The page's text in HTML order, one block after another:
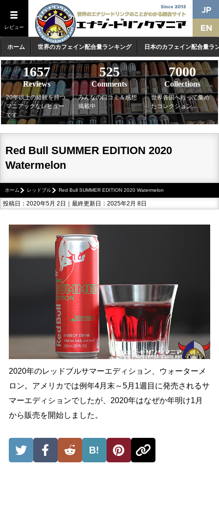
レビュー
ホーム 世界のカフェイン配合量ランキング 日本のカフェイン配合量ラ
1657
Reviews
20年以上の経験を持つ
マニアックなレビュー
です
525
Comments
みんなの口コミ＆感想
掲載中
7000
Collections
世界各国へ行って集め
たコレクション
Red Bull SUMMER EDITION 2020
Watermelon
ホーム レッドブル Red Bull SUMMER EDITION 2020 Watermelon
投稿日：2020年5月 2日｜最終更新日：2025年2月 8日
2020年のレッドブルサマーエディション、ウォーターメ
ロン。アメリカでは例年4月末～5月1週目に発売されるサ
マーエディションでしたが、2020年はなぜか年明け1月
から販売を開始しました。
B!